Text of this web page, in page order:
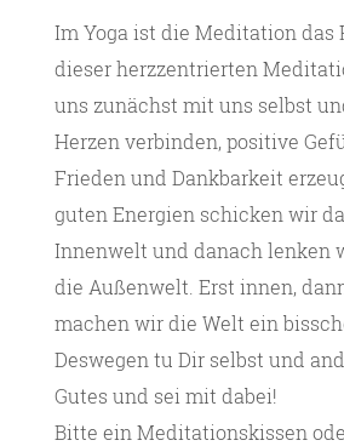
Im Yoga ist die Meditation das
dieser herzzentrierten
uns zunächst mit uns selbst
Herzen verbinden, positive
Frieden und Dankbarkeit
guten Energien schicken wir
Innenwelt und danach lenken
die Außenwelt. Erst innen,
machen wir die Welt ein
Deswegen tu Dir selbst und
Gutes und sei mit dabei!
Bitte ein Meditationskissen